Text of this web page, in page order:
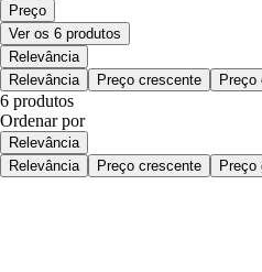
Preço
Ver os 6 produtos
Relevância
Relevância
Preço crescente Preço
6 produtos
Ordenar por
Relevância
Relevância
Preço crescente Preço